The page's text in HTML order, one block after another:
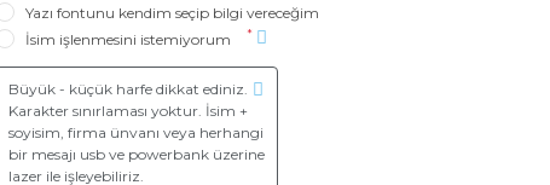
Yazı fontunu kendim seçip bilgi vereceğim
İsim işlenmesini istemiyorum
*